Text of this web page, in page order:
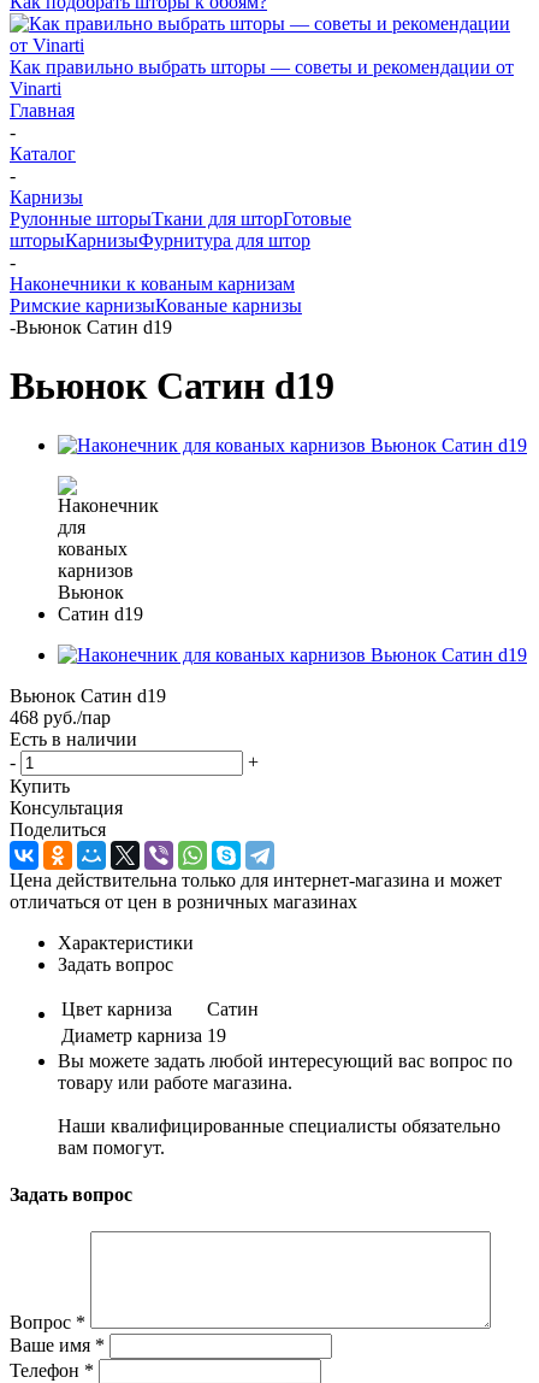
Как правильно выбрать шторы — советы и рекомендации от
Vinarti
Главная
-
Каталог
-
Карнизы
Рулонные шторыТкани для шторГотовые
шторыКарнизыФурнитура для штор
-
Наконечники к кованым карнизам
Римские карнизыКованые карнизы
-Вьюнок Сатин d19
Вьюнок Сатин d19
Вьюнок Сатин d19
468 руб./пар
Есть в наличии
-
+
Купить
Консультация
Поделиться
Цена действительна только для интернет-магазина и может
отличаться от цен в розничных магазинах
Характеристики
Задать вопрос
Цвет карниза
Сатин
Диаметр карниза 19
Вы можете задать любой интересующий вас вопрос по
товару или работе магазина.
Наши квалифицированные специалисты обязательно
вам помогут.
Задать вопрос
Вопрос *
Ваше имя *
Телефон *